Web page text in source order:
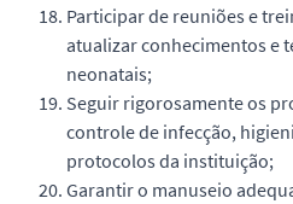
Participar de reuniões e
atualizar conhecimentos e
neonatais;
Seguir rigorosamente os
controle de infecção,
protocolos da instituição;
Garantir o manuseio